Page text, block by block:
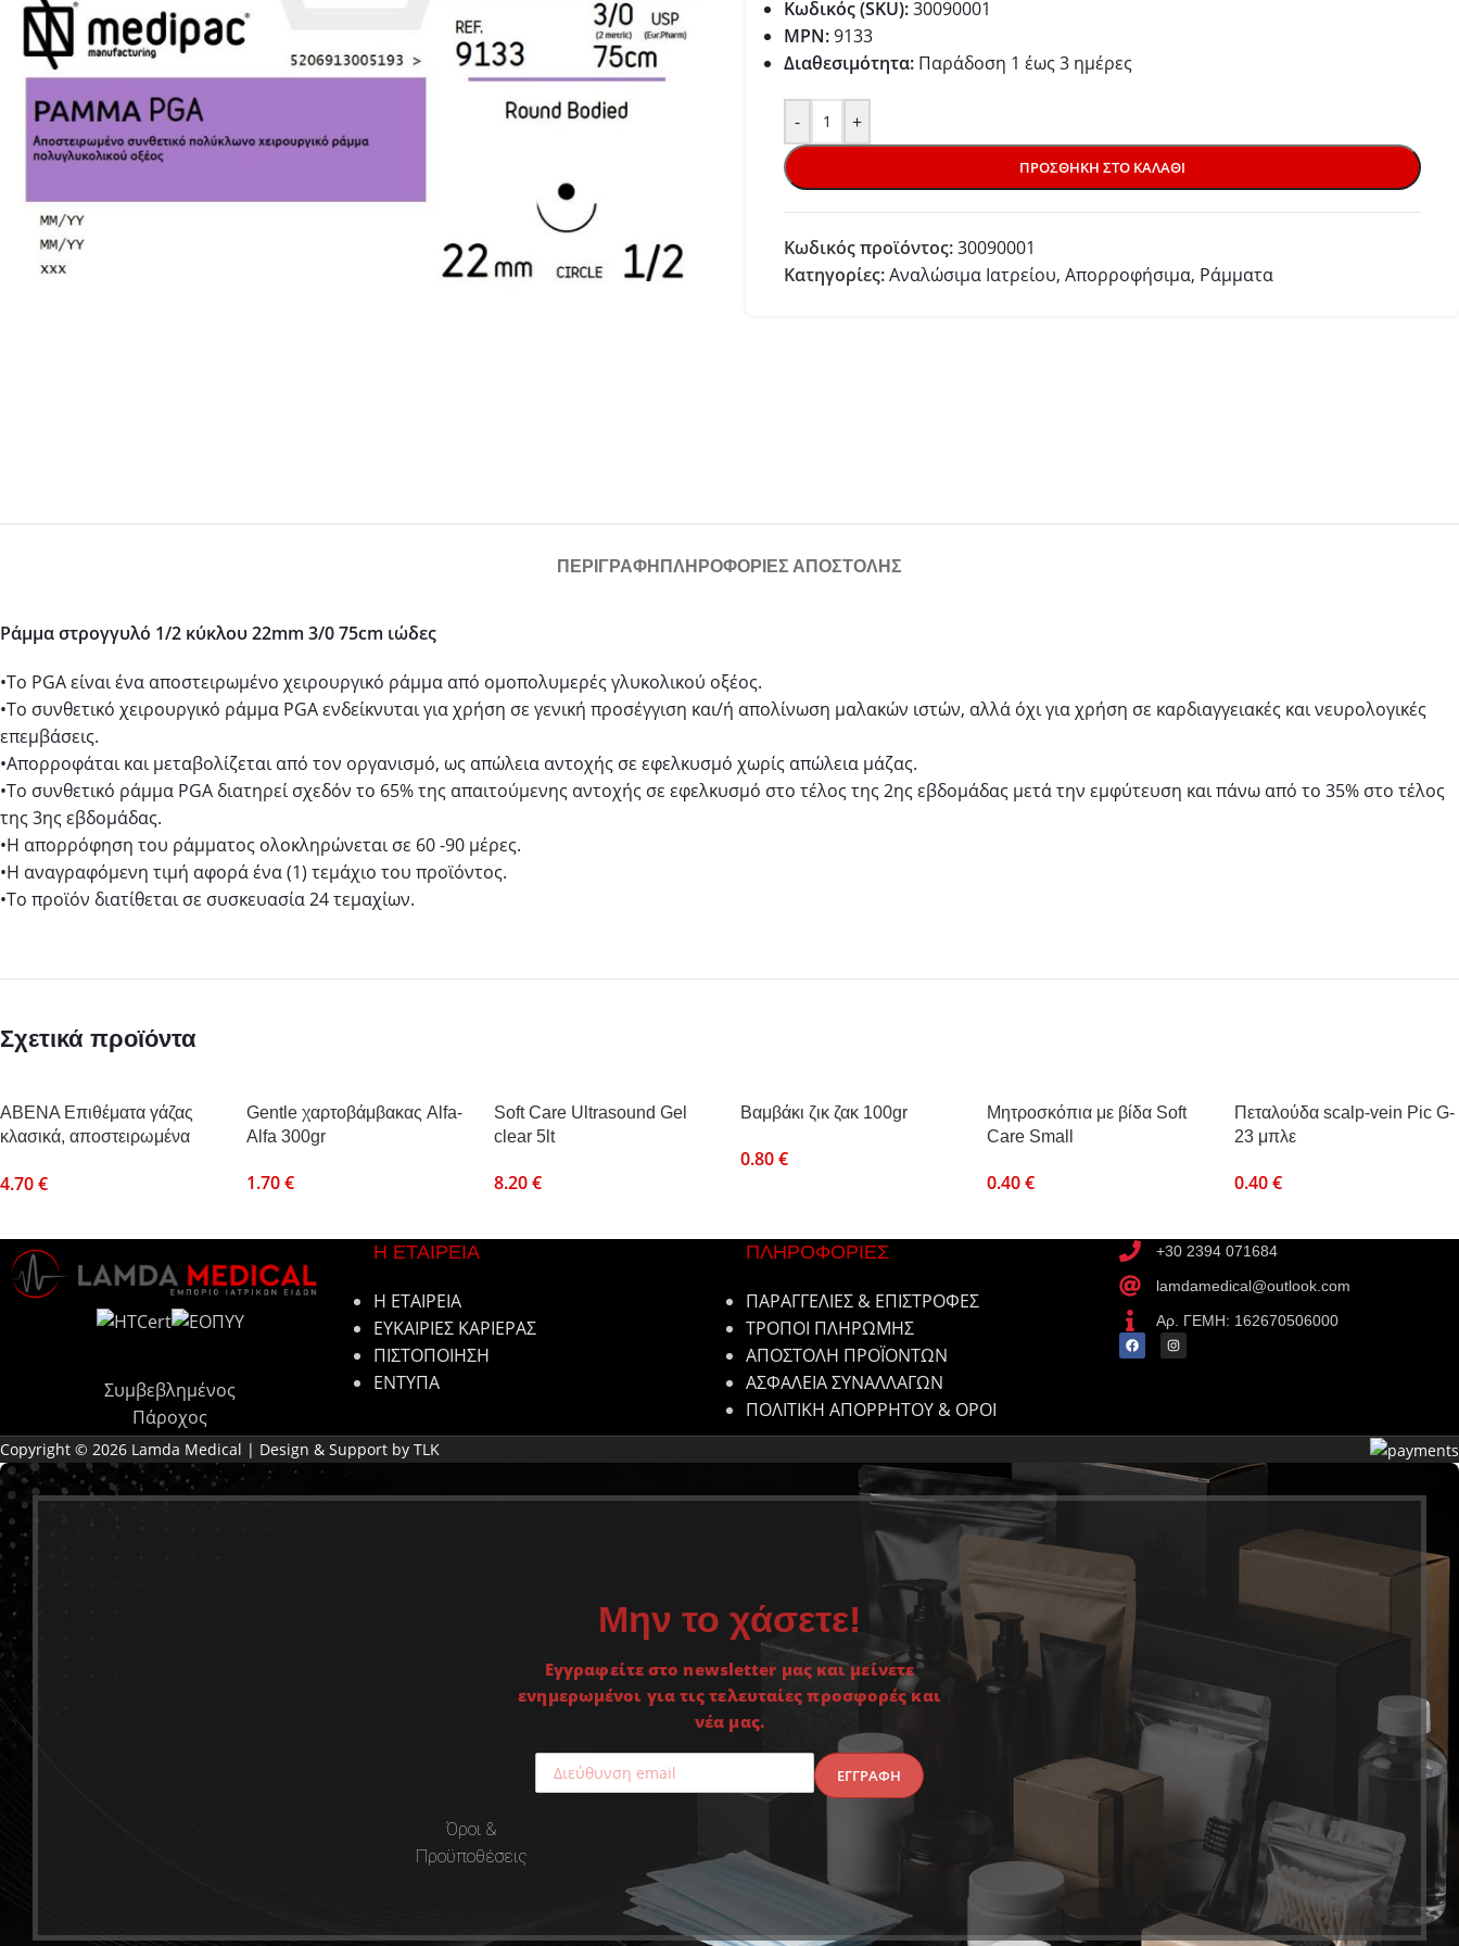
Κωδικός (SKU):30090001
MPN:9133
Διαθεσιμότητα: Παράδoση 1 έως 3 ημέρες
- +
ΠΡΟΣΘΉΚΗ ΣΤΟ ΚΑΛΆΘΙ
Κωδικός προϊόντος:30090001
Κατηγορίες:Αναλώσιμα Ιατρείου, Απορροφήσιμα, Ράμματα
ΠΕΡΙΓΡΑΦΉ ΠΛΗΡΟΦΟΡΙΕΣ ΑΠΟΣΤΟΛΗΣ
Ράμμα στρογγυλό 1/2 κύκλου 22mm 3/0 75cm ιώδες
•Το PGA είναι ένα αποστειρωμένο χειρουργικό ράμμα από ομοπολυμερές γλυκολικού οξέος.
•Το συνθετικό χειρουργικό ράμμα PGA ενδείκνυται για χρήση σε γενική προσέγγιση και/ή απολίνωση μαλακών ιστών, αλλά όχι για χρήση σε καρδιαγγειακές και νευρολογικές
επεμβάσεις.
•Απορροφάται και μεταβολίζεται από τον οργανισμό, ως απώλεια αντοχής σε εφελκυσμό χωρίς απώλεια μάζας.
•Tο συνθετικό ράμμα PGA διατηρεί σχεδόν το 65% της απαιτούμενης αντοχής σε εφελκυσμό στο τέλος της 2ης εβδομάδας μετά την εμφύτευση και πάνω από το 35% στο τέλος
της 3ης εβδομάδας.
•Η απορρόφηση του ράμματος ολοκληρώνεται σε 60 -90 μέρες.
•Η αναγραφόμενη τιμή αφορά ένα (1) τεμάχιο του προϊόντος.
•Το προϊόν διατίθεται σε συσκευασία 24 τεμαχίων.
Σχετικά προϊόντα
ABENA Επιθέματα γάζας
κλασικά, αποστειρωμένα
50συσκ.
4.70€
Gentle χαρτοβάμβακας Alfa-
Alfa 300gr
1.70€
Soft Care Ultrasound Gel
clear 5lt
8.20€
Βαμβάκι ζικ ζακ 100gr
0.80€
Μητροσκόπια με βίδα Soft
Care Small
0.40€
Πεταλούδα scalp-vein Pic G-
23 μπλε
0.40€
Συμβεβλημένος
Πάροχος
Η ΕΤΑΙΡΕΙΑ
Η ΕΤΑΙΡΕΙΑ
ΕΥΚΑΙΡΙΕΣ ΚΑΡΙΕΡΑΣ
ΠΙΣΤΟΠΟΙΗΣΗ
ΕΝΤΥΠΑ
ΠΛΗΡΟΦΟΡΙΕΣ
ΠΑΡΑΓΓΕΛΙΕΣ & ΕΠΙΣΤΡΟΦΕΣ
ΤΡΟΠΟΙ ΠΛΗΡΩΜΗΣ
ΑΠΟΣΤΟΛΗ ΠΡΟΪΟΝΤΩΝ
ΑΣΦΑΛΕΙΑ ΣΥΝΑΛΛΑΓΩΝ
ΠΟΛΙΤΙΚΗ ΑΠΟΡΡΗΤΟΥ & ΟΡΟΙ
+30 2394 071684
lamdamedical@outlook.com
Αρ. ΓΕΜΗ: 162670506000
Copyright © 2026 Lamda Medical | Design & Support by TLK
Μην το χάσετε!
Εγγραφείτε στο newsletter μας και μείνετε
ενημερωμένοι για τις τελευταίες προσφορές και
νέα μας.
Όροι &
Προϋποθέσεις